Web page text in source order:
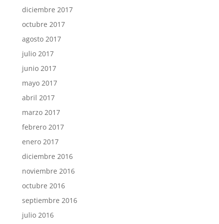
diciembre 2017
octubre 2017
agosto 2017
julio 2017
junio 2017
mayo 2017
abril 2017
marzo 2017
febrero 2017
enero 2017
diciembre 2016
noviembre 2016
octubre 2016
septiembre 2016
julio 2016